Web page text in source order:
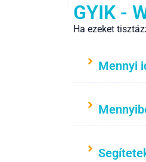
GYIK -
Ha ezeket
Mennyi